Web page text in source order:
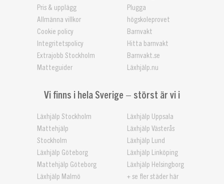
Pris & upplägg
Allmänna villkor
Cookie policy
Integritetspolicy
Extrajobb Stockholm
Matteguider
Plugga
högskoleprovet
Barnvakt
Hitta barnvakt
Barnvakt.se
Läxhjälp.nu
Vi finns i hela Sverige – störst är vi i
Läxhjälp Stockholm
Mattehjälp
Stockholm
Läxhjälp Göteborg
Mattehjälp Göteborg
Läxhjälp Malmö
Läxhjälp Uppsala
Läxhjälp Västerås
Läxhjälp Lund
Läxhjälp Linköping
Läxhjälp Helsingborg
+ se fler städer här